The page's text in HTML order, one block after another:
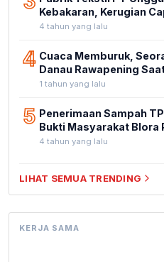
Kebakaran, Kerugian
4 tahun yang lalu
4 Cuaca Memburuk,
Danau Rawapening
1 tahun yang lalu
5 Penerimaan Sampah
Bukti Masyarakat Blora
4 tahun yang lalu
LIHAT SEMUA TRENDING
KERJA SAMA